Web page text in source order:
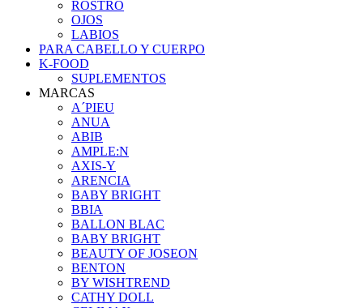
ROSTRO
OJOS
LABIOS
PARA CABELLO Y CUERPO
K-FOOD
SUPLEMENTOS
MARCAS
A´PIEU
ANUA
ABIB
AMPLE:N
AXIS-Y
ARENCIA
BABY BRIGHT
BBIA
BALLON BLAC
BABY BRIGHT
BEAUTY OF JOSEON
BENTON
BY WISHTREND
CATHY DOLL